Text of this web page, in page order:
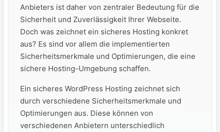
Anbieters ist daher von zentraler Bedeutung für die
Sicherheit und Zuverlässigkeit Ihrer Webseite.
Doch was zeichnet ein sicheres Hosting konkret
aus? Es sind vor allem die implementierten
Sicherheitsmerkmale und Optimierungen, die eine
sichere Hosting-Umgebung schaffen.
Ein sicheres WordPress Hosting zeichnet sich
durch verschiedene Sicherheitsmerkmale und
Optimierungen aus. Diese können von
verschiedenen Anbietern unterschiedlich